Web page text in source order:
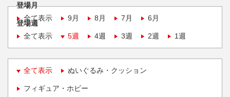
登場月
全て表示
9月 8月 7月 6月
登場週
全て表示
5週 4週 3週 2週 1週
全て表示 ぬいぐるみ・クッション
フィギュア・ホビー